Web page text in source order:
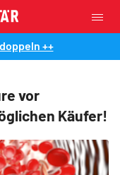
++
vor
Käufer!